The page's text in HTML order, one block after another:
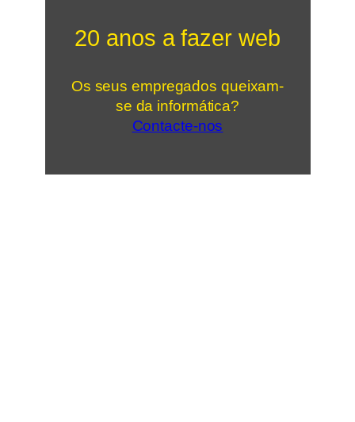
20 anos a fazer web
Os seus empregados queixam-
se da informática?
Contacte-nos